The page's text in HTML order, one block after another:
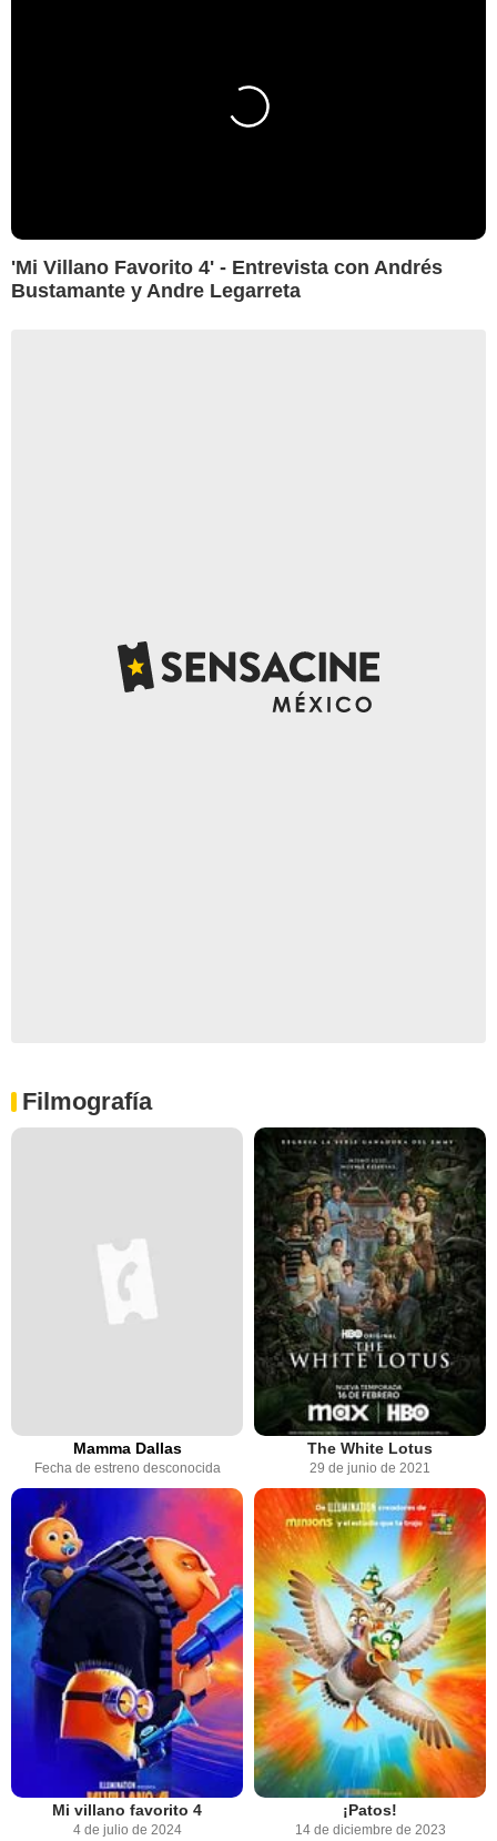
'Mi Villano Favorito 4' - Entrevista con Andrés
Bustamante y Andre Legarreta
Filmografía
Mamma Dallas
Fecha de estreno desconocida
The White Lotus
29 de junio de 2021
Mi villano favorito 4
4 de julio de 2024
¡Patos!
14 de diciembre de 2023